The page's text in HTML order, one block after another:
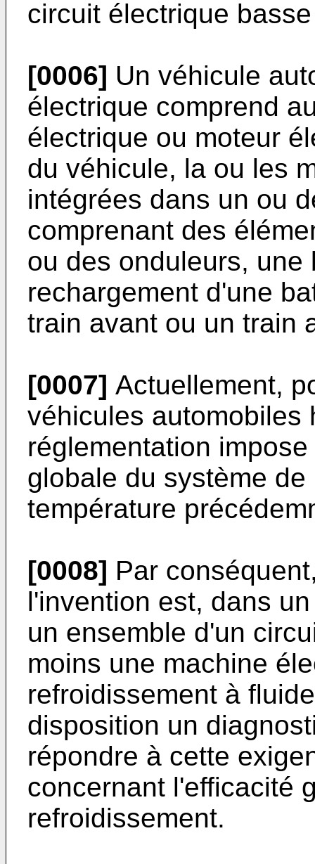
circuit électrique
[0006] Un véhicule
électrique comprend
électrique ou moteur
du véhicule, la ou les
intégrées dans un ou
comprenant des
ou des onduleurs,
rechargement d'une
train avant ou un train
[0007] Actuellement,
véhicules automobiles
réglementation
globale du système
température
[0008] Par
l'invention est, dans
un ensemble d'un
moins une machine
refroidissement à
disposition un
répondre à cette
concernant l'efficacité
refroidissement.